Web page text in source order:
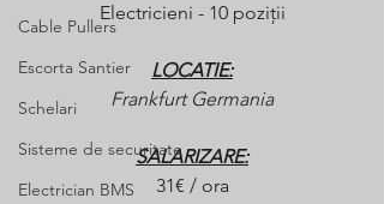
Cable Pullers
Escorta Santier
Schelari
Sisteme de securitate
Electrician BMS
Electricieni - 10 poziții
LOCATIE:
Frankfurt Germania
SALARIZARE:
31€ / ora